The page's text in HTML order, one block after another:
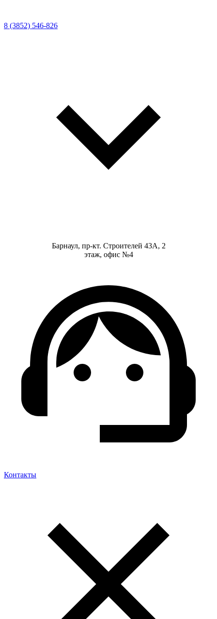
8 (3852) 546-826
Барнаул, пр-кт. Строителей 43А, 2
этаж, офис №4
Контакты